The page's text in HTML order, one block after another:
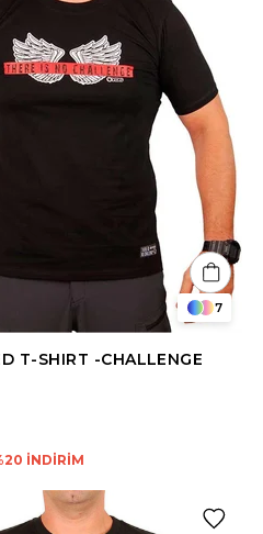
T-SHIRT -CHALLENGE
7
İNDİRİM